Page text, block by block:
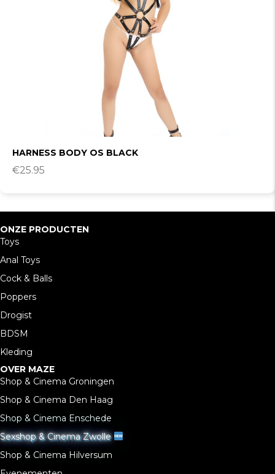
HARNESS BODY OS BLACK
€25.95
ONZE PRODUCTEN
Toys
Anal Toys
Cock & Balls
Poppers
Drogist
BDSM
Kleding
OVER MAZE
Shop & Cinema Groningen
Shop & Cinema Den Haag
Shop & Cinema Enschede
Sexshop & Cinema Zwolle
Shop & Cinema Hilversum